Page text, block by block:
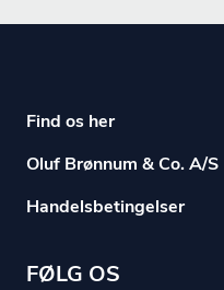
Find os her
Oluf Brønnum & Co. A/S
Handelsbetingelser
FØLG OS